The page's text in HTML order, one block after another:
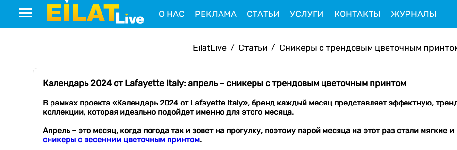
О НАС РЕКЛАМА СТАТЬИ УСЛУГИ КОНТАКТЫ ЖУРНАЛЫ
EilatLive / Статьи / Сникеры с трендовым цветочным
Календарь 2024 от Lafayette Italy: апрель – сникеры с трендовым цветочным принтом
В рамках проекта «Календарь 2024 от Lafayette Italy», бренд каждый месяц представляет эффектную,
коллекции, которая идеально подойдет именно для этого месяца.
Апрель – это месяц, когда погода так и зовет на прогулку, поэтому парой месяца на этот раз стали мягкие и
сникеры с весенним цветочным принтом.